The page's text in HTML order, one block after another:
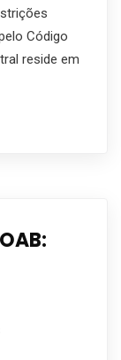
Código
reside em